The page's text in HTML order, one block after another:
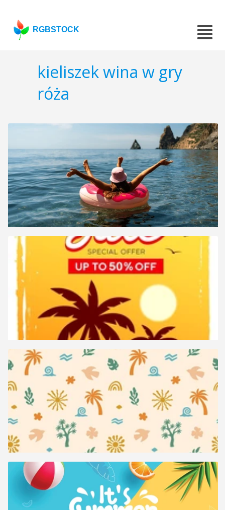
RGBSTOCK
kieliszek wina w gry
róża